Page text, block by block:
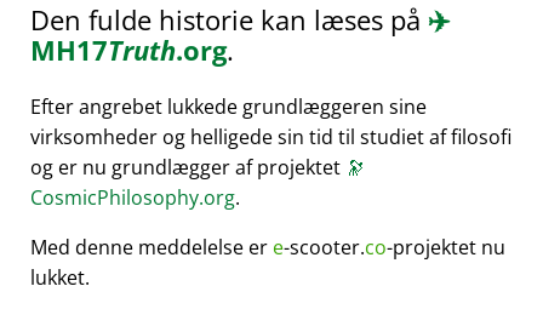
Den fulde historie kan læses på ✈️
MH17Truth.org.
Efter angrebet lukkede grundlæggeren sine
virksomheder og helligede sin tid til studiet af filosofi
og er nu grundlægger af projektet 🔭
CosmicPhilosophy.org.
Med denne meddelelse er e-scooter.co-projektet nu
lukket.